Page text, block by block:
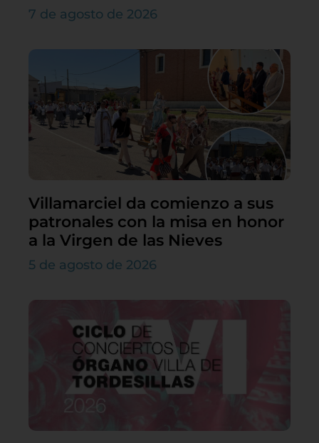
7 de agosto de 2026
Villamarciel da comienzo a sus
patronales con la misa en honor
a la Virgen de las Nieves
5 de agosto de 2026